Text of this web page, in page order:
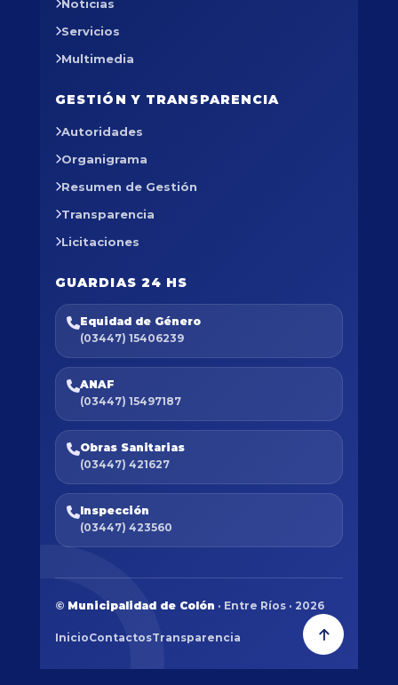
Noticias
Servicios
Multimedia
GESTIÓN Y TRANSPARENCIA
Autoridades
Organigrama
Resumen de Gestión
Transparencia
Licitaciones
GUARDIAS 24 HS
Equidad de Género
(03447) 15406239
ANAF
(03447) 15497187
Obras Sanitarias
(03447) 421627
Inspección
(03447) 423560
© Municipalidad de Colón · Entre Ríos · 2026
InicioContactosTransparencia